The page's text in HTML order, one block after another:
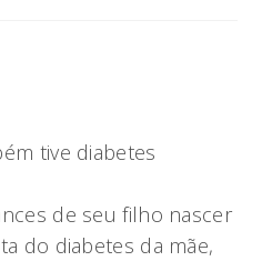
tive diabetes
de seu filho nascer
do diabetes da mãe,